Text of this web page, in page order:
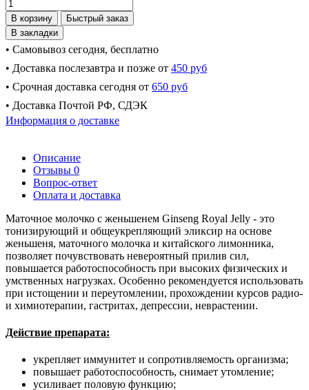
В корзину
Быстрый заказ
В закладки
• Самовывоз сегодня, бесплатно
• Доставка послезавтра и позже от 450 руб
• Срочная доставка сегодня от 650 руб
• Доставка Почтой РФ, СДЭК
Информация о доставке
Описание
Отзывы 0
Вопрос-ответ
Оплата и доставка
Маточное молочко с женьшенем Ginseng Royal Jelly - это
тонизирующий и общеукрепляющий эликсир на основе
женьшеня, маточного молочка и китайского лимонника,
позволяет почувствовать невероятный прилив сил,
повышается работоспособность при высоких физических и
умственных нагрузках. Особенно рекомендуется использовать
при истощении и переутомлении, прохождении курсов радио-
и химиотерапии, гастритах, депрессии, неврастении.
Действие препарата:
укрепляет иммунитет и сопротивляемость организма;
повышает работоспособность, снимает утомление;
усиливает половую функцию;